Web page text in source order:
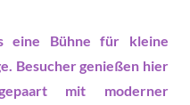
eine Bühne für kleine
Besucher genießen hier
mit moderner